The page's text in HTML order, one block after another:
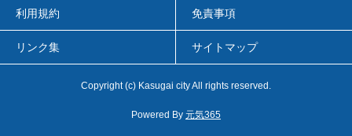
利用規約 免責事項
リンク集 サイトマップ
Copyright(c) Kasugai city All rights reserved.
Powered By 元気365